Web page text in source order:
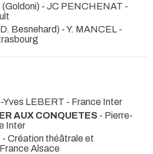
(Goldoni) - JC PENCHENAT -
Besnehard) - Y. MANCEL -
Yves LEBERT - France Inter
AUX CONQUETES - Pierre-
Inter
- Création théâtrale et
Alsace